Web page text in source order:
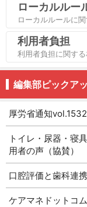
ローカルルー
ローカルルールに
利用者負担
利用者負担に関す
編集部ピックア
厚労省通知
トイレ・尿器・寝
用者の声（協賛）
口腔評価と歯科連
ケアマネドットコ